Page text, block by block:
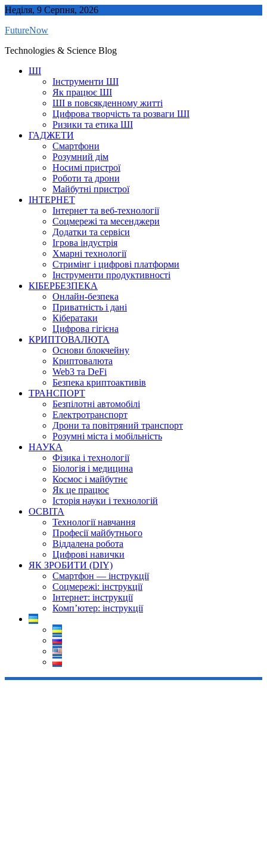
Skip
content
Неділя, 9 Серпня, 2026
FutureNow
Technologies & Science Blog
ШІ
Інструменти ШІ
Як працює ШІ
ШІ в повсякденному житті
Цифрова творчість та розваги ШІ
Ризики та етика ШІ
ГАДЖЕТИ
Смартфони
Розумний дім
Носимі пристрої
Роботи та дрони
Майбутні пристрої
ІНТЕРНЕТ
Інтернет та веб-технології
Соцмережі та месенджери
Додатки та сервіси
Ігрова індустрія
Хмарні технології
Стримінг і цифрові платформи
Інструменти продуктивності
КІБЕРБЕЗПЕКА
Онлайн-безпека
Приватність і дані
Кібератаки
Цифрова гігієна
КРИПТОВАЛЮТА
Основи блокчейну
Криптовалюта
Web3 та DeFi
Безпека криптоактивів
ТРАНСПОРТ
Безпілотні автомобілі
Електротранспорт
Дрони та повітряний транспорт
Розумні міста і мобільність
НАУКА
Фізика і технології
Біологія і медицина
Космос і майбутнє
Як це працює
Історія науки і технологій
ОСВІТА
Технології навчання
Професії майбутнього
Віддалена робота
Цифрові навички
ЯК ЗРОБИТИ (DIY)
Смартфон — інструкції
Соцмережі: інструкції
Інтернет: інструкції
Комп’ютер: інструкції